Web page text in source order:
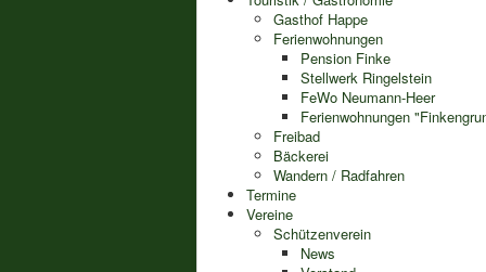
Gasthof Happe
Ferienwohnungen
Pension Finke
Stellwerk Ringelstein
FeWo Neumann-Heer
Ferienwohnungen
Freibad
Bäckerei
Wandern / Radfahren
Termine
Vereine
Schützenverein
News